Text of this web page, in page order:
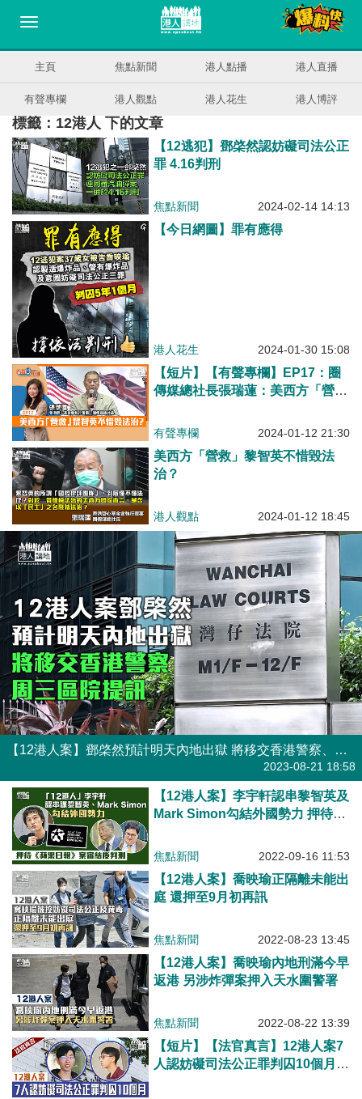
主頁 焦點新聞 港人點播 港人直播
有聲專欄 港人觀點 港人花生 港人博評
標籤：12港人 下的文章
【12逃犯】鄧棨然認妨礙司法公正
罪 4.16判刑
焦點新聞 2024-02-14 14:13
【今日網圖】罪有應得
港人花生 2024-01-30 15:08
【短片】【有聲專欄】EP17：圈
傳媒總社長張瑞蓮：美西方「營
有聲專欄 2024-01-12 21:30
美西方「營救」黎智英不惜毀法
治？
港人觀點 2024-01-12 18:45
【12港人案】鄧棨然預計明天內地出獄 將移交香港警察、周三區域法院提訊
2023-08-21 18:58
【12港人案】李宇軒認串黎智英及
Mark Simon勾結外國勢力 押待
焦點新聞 2022-09-16 11:53
【12港人案】喬映瑜正隔離未能出
庭 還押至9月初再訊
焦點新聞 2022-08-23 13:45
【12港人案】喬映瑜內地刑滿今早
返港 另涉炸彈案押入天水圍警署
焦點新聞 2022-08-22 13:39
【短片】【法官真言】12港人案7
人認妨礙司法公正罪判囚10個月